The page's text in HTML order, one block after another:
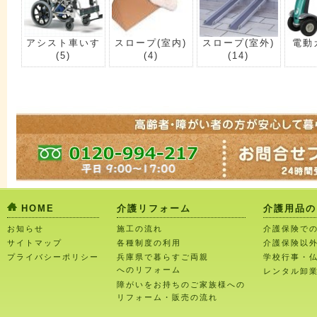
アシスト車いす
(5)
スロープ(室内)
(4)
スロープ(室外)
(14)
電動
HOME
お知らせ
サイトマップ
プライバシーポリシー
介護リフォーム
施工の流れ
各種制度の利用
兵庫県で暮らすご両親
へのリフォーム
障がいをお持ちのご家族様への
リフォーム・販売の流れ
介護用品
介護保険で
介護保険以
学校行事・
レンタル卸